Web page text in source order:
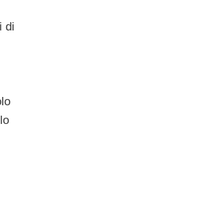
di